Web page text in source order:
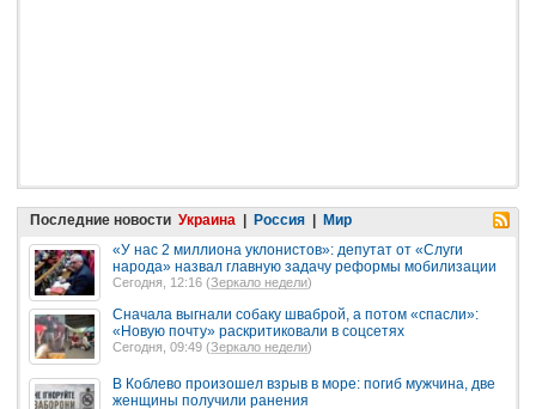
Последние новости Украина Россия
Мир
«У нас 2 миллиона уклонистов»: депутат от «Слуги
народа» назвал главную задачу реформы мобилизации
Сегодня, 12:16 (Зеркало недели)
Сначала выгнали собаку шваброй, а потом «спасли»:
«Новую почту» раскритиковали в соцсетях
Сегодня, 09:49 (Зеркало недели)
В Коблево произошел взрыв в море: погиб мужчина, две
женщины получили ранения